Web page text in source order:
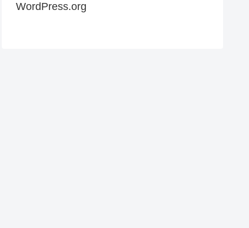
WordPress.org